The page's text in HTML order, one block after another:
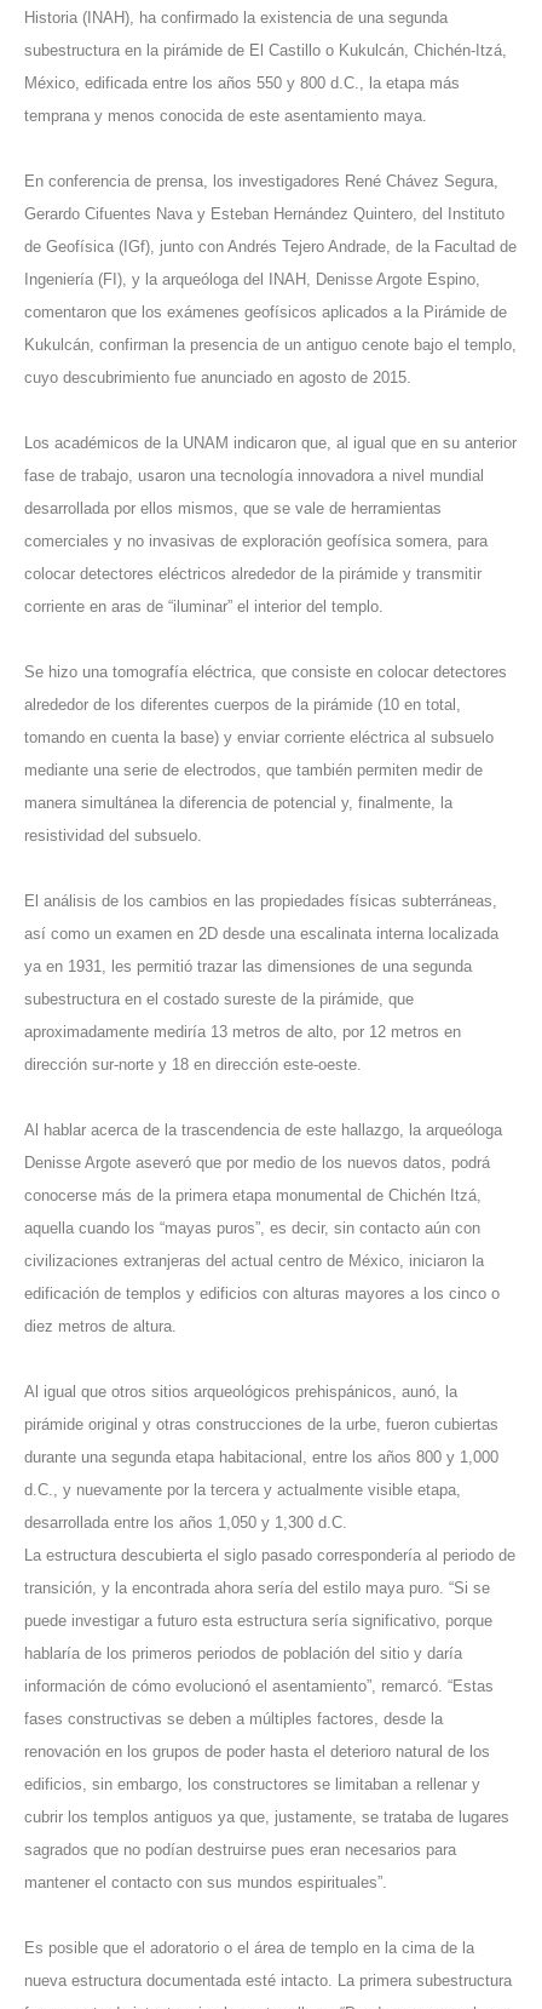
Historia (INAH), ha confirmado la existencia de una segunda
subestructura en la pirámide de El Castillo o Kukulcán, Chichén-Itzá,
México, edificada entre los años 550 y 800 d.C., la etapa más
temprana y menos conocida de este asentamiento maya.
En conferencia de prensa, los investigadores René Chávez Segura,
Gerardo Cifuentes Nava y Esteban Hernández Quintero, del Instituto
de Geofísica (IGf), junto con Andrés Tejero Andrade, de la Facultad de
Ingeniería (FI), y la arqueóloga del INAH, Denisse Argote Espino,
comentaron que los exámenes geofísicos aplicados a la Pirámide de
Kukulcán, confirman la presencia de un antiguo cenote bajo el templo,
cuyo descubrimiento fue anunciado en agosto de 2015.
Los académicos de la UNAM indicaron que, al igual que en su anterior
fase de trabajo, usaron una tecnología innovadora a nivel mundial
desarrollada por ellos mismos, que se vale de herramientas
comerciales y no invasivas de exploración geofísica somera, para
colocar detectores eléctricos alrededor de la pirámide y transmitir
corriente en aras de “iluminar” el interior del templo.
Se hizo una tomografía eléctrica, que consiste en colocar detectores
alrededor de los diferentes cuerpos de la pirámide (10 en total,
tomando en cuenta la base) y enviar corriente eléctrica al subsuelo
mediante una serie de electrodos, que también permiten medir de
manera simultánea la diferencia de potencial y, finalmente, la
resistividad del subsuelo.
El análisis de los cambios en las propiedades físicas subterráneas,
así como un examen en 2D desde una escalinata interna localizada
ya en 1931, les permitió trazar las dimensiones de una segunda
subestructura en el costado sureste de la pirámide, que
aproximadamente mediría 13 metros de alto, por 12 metros en
dirección sur-norte y 18 en dirección este-oeste.
Al hablar acerca de la trascendencia de este hallazgo, la arqueóloga
Denisse Argote aseveró que por medio de los nuevos datos, podrá
conocerse más de la primera etapa monumental de Chichén Itzá,
aquella cuando los “mayas puros”, es decir, sin contacto aún con
civilizaciones extranjeras del actual centro de México, iniciaron la
edificación de templos y edificios con alturas mayores a los cinco o
diez metros de altura.
Al igual que otros sitios arqueológicos prehispánicos, aunó, la
pirámide original y otras construcciones de la urbe, fueron cubiertas
durante una segunda etapa habitacional, entre los años 800 y 1,000
d.C., y nuevamente por la tercera y actualmente visible etapa,
desarrollada entre los años 1,050 y 1,300 d.C.
La estructura descubierta el siglo pasado correspondería al periodo de
transición, y la encontrada ahora sería del estilo maya puro. “Si se
puede investigar a futuro esta estructura sería significativo, porque
hablaría de los primeros periodos de población del sitio y daría
información de cómo evolucionó el asentamiento”, remarcó. “Estas
fases constructivas se deben a múltiples factores, desde la
renovación en los grupos de poder hasta el deterioro natural de los
edificios, sin embargo, los constructores se limitaban a rellenar y
cubrir los templos antiguos ya que, justamente, se trataba de lugares
sagrados que no podían destruirse pues eran necesarios para
mantener el contacto con sus mundos espirituales”.
Es posible que el adoratorio o el área de templo en la cima de la
nueva estructura documentada esté intacto. La primera subestructura